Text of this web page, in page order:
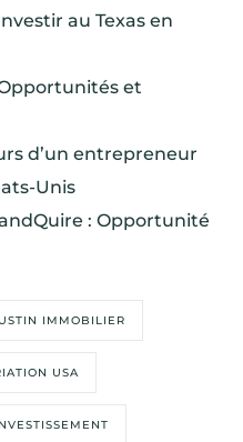
au Texas en
et
d’un entrepreneur
Unis
: Opportunité
IMMOBILIER
USA